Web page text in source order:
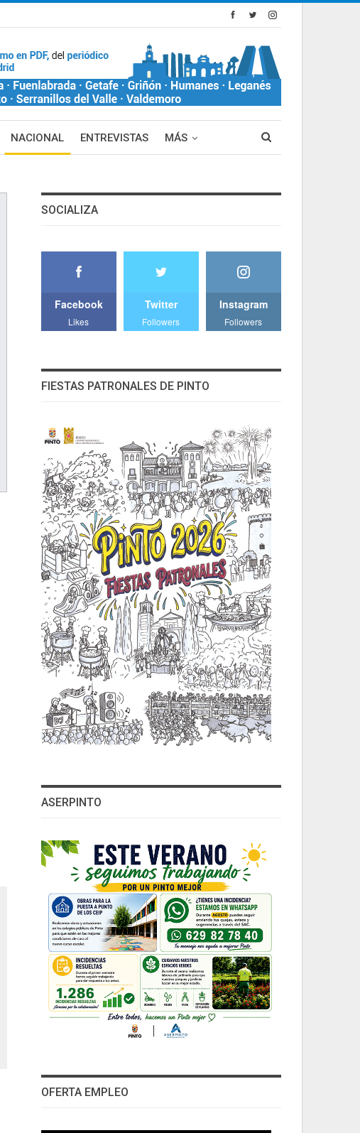
NACIONAL ENTREVISTAS MÁS
SOCIALIZA
Facebook
Likes
Twitter
Followers
Instagram
Followers
FIESTAS PATRONALES DE PINTO
ASERPINTO
OFERTA EMPLEO